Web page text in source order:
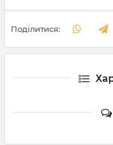
Поділитися: